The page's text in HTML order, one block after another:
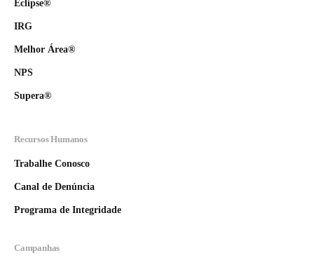
Eclipse®
IRG
Melhor Área®
NPS
Supera®
Recursos Humanos
Trabalhe Conosco
Canal de Denúncia
Programa de Integridade
Campanhas